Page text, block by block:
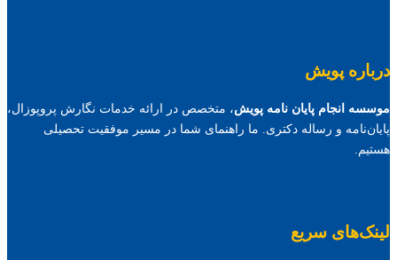
درباره پویش
موسسه انجام پایان نامه پویش، متخصص در ارائه خدمات نگارش پروپوزال،
پایان‌نامه و رساله دکتری. ما راهنمای شما در مسیر موفقیت تحصیلی
هستیم.
لینک‌های سریع